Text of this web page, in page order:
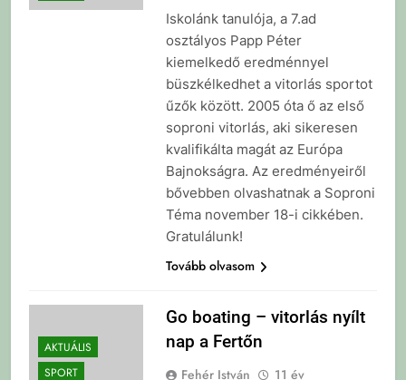
Iskolánk tanulója, a 7.ad
osztályos Papp Péter
kiemelkedő eredménnyel
büszkélkedhet a vitorlás sportot
űzők között. 2005 óta ő az első
soproni vitorlás, aki sikeresen
kvalifikálta magát az Európa
Bajnokságra. Az eredményeiről
bővebben olvashatnak a Soproni
Téma november 18-i cikkében.
Gratulálunk!
Tovább olvasom
AKTUÁLIS
SPORT
Go boating – vitorlás nyílt
nap a Fertőn
Fehér István
11 év